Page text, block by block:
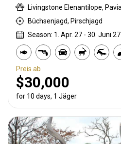
Büchsenjagd, Pirschjagd
Season: 1. Apr. 27 - 30. Juni 27
Preis ab
$30,000
for 10 days, 1 Jäger